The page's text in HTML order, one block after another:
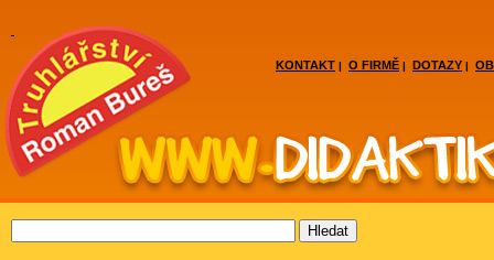
KONTAKT | O FIRMĚ | DOTAZY |